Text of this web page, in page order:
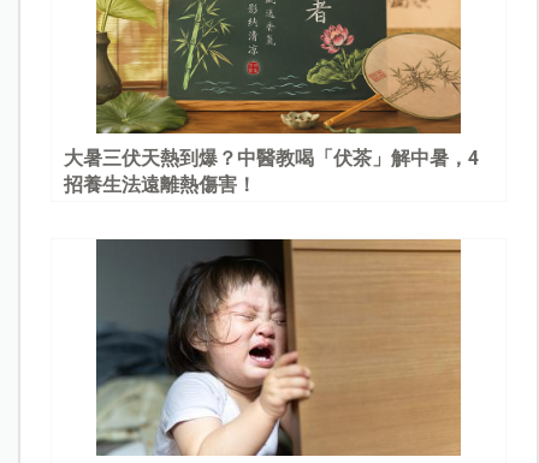
大暑三伏天熱到爆？中醫教喝「伏茶」解中暑，4
招養生法遠離熱傷害！